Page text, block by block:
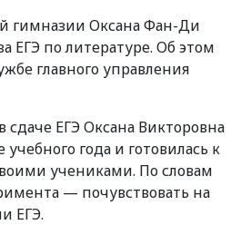
гимназии Оксана Фан-Ди
ЕГЭ по литературе. Об этом
главного управления
сдаче ЕГЭ Оксана Викторовна
года и готовилась к
учениками. По словам
— почувствовать на
ЕГЭ.